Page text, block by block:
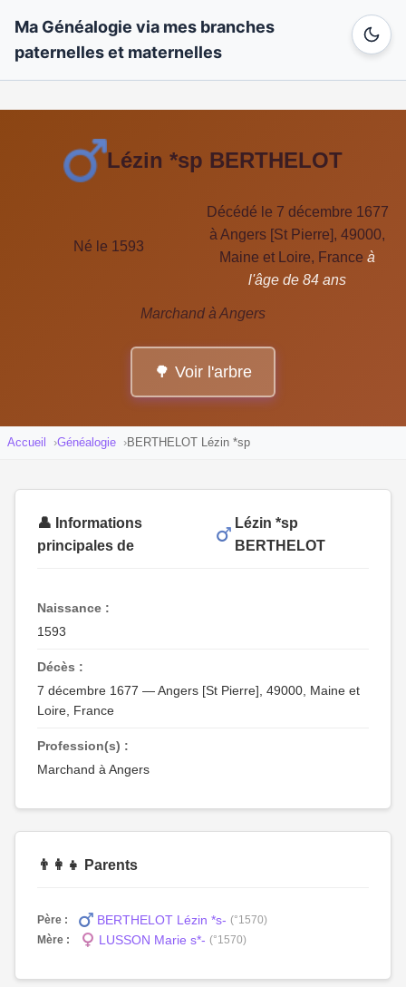
Ma Généalogie via mes branches
paternelles et maternelles
Lézin *sp BERTHELOT
Né le 1593
Décédé le 7 décembre 1677
à Angers [St Pierre], 49000,
Maine et Loire, France à
l'âge de 84 ans
Marchand à Angers
🌳 Voir l'arbre
Accueil Généalogie BERTHELOT Lézin *sp
👤 Informations
principales de
Lézin *sp
BERTHELOT
Naissance :
1593
Décès :
7 décembre 1677 — Angers [St Pierre], 49000, Maine et
Loire, France
Profession(s) :
Marchand à Angers
👨‍👩‍👧 Parents
Père : BERTHELOT Lézin *s- (°1570)
Mère :
LUSSON Marie s*- (°1570)